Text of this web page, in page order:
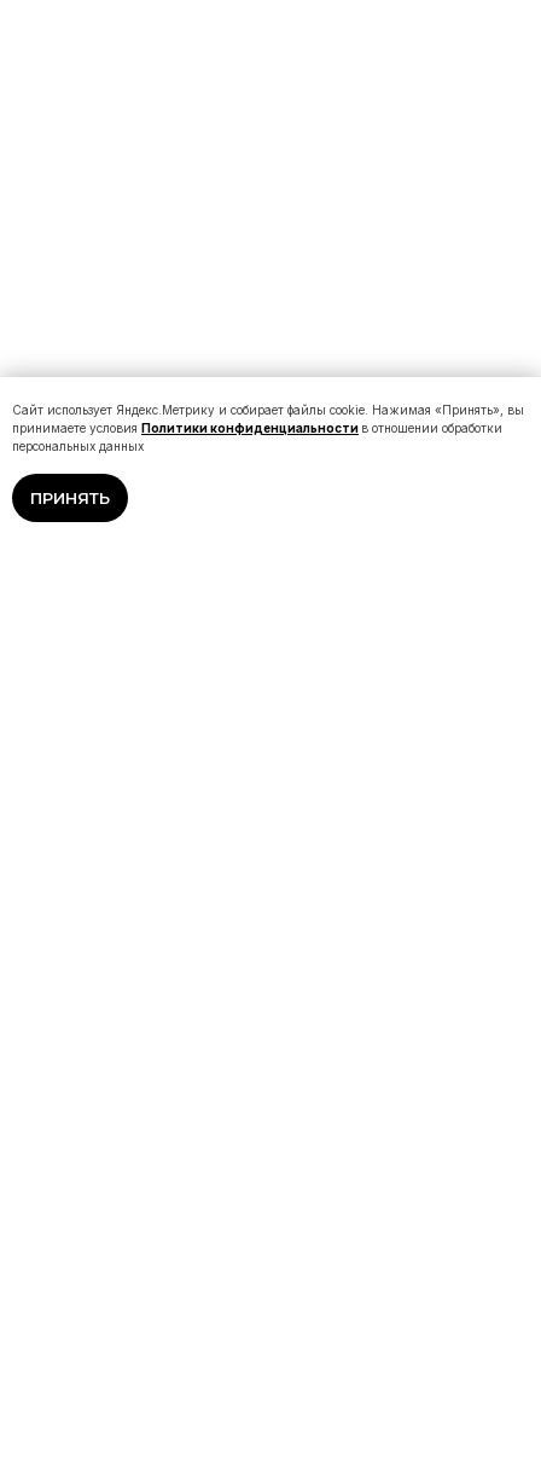
Сайт использует Яндекс.Метрику и собирает файлы cookie. Нажимая «Принять», вы
принимаете условия Политики конфиденциальности в отношении обработки
персональных данных
ПРИНЯТЬ